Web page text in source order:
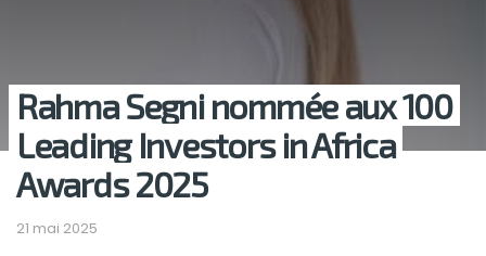
Rahma Segni nommée aux 100
Leading Investors in Africa
Awards 2025
21 mai 2025